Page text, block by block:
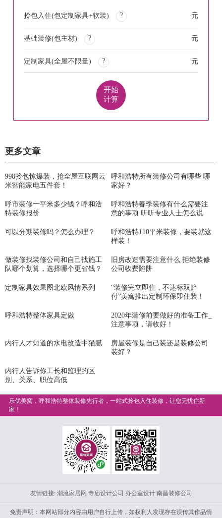
拎包入住(包定制家具+软装) ? 元
基础装修(包主材) ? 元
定制家具(全屋不限量) ? 元
开始
计算
更多文章
998拎包惊爆装，抢全屋互联网云
米智能家电五件套！
呼和浩特所有装修公司有哪些 哪
家好？
呼市装修一平米多少钱？呼和浩
特装修报价
呼和浩特春季装修有什么需要注
意的事项 听听专业人士怎么说
可以分期装修吗？怎么办理？
呼和浩特110平米装修，要装就这
样装！
做装修找装修公司和自己找施工
队哪个划算，选择哪个更省钱？
旧房改造需要注意什么 拒绝装修
公司收费陷阱
定制家具效果图北欧风情系列
“装修完立即住，不达标双赔
付”美窝推出定制环保即住装！
呼和浩特整体家具定做
2020年装修前要做好的准备工作_
注意事项，请收好！
内行人才知道的水电改造中猫腻
房屋装修是自己装还是装修公司
装好？
内行人告诉你工长和监理的区
别、关系、职位高低
乐优美窝，呼和浩特整体装修先行者，一站式拎包入住装修，让您无忧住新
家！
友情链接: 潮流家居网 寺庙设计公司 办公室设计 南昌装修公司
免责声明：本网站部分内容由用户自行上传，如权利人发现存在误传其作品情